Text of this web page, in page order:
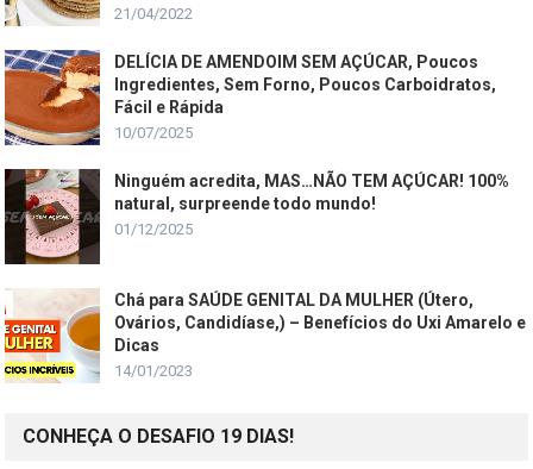
21/04/2022
DELÍCIA DE AMENDOIM SEM AÇÚCAR, Poucos
Ingredientes, Sem Forno, Poucos Carboidratos,
Fácil e Rápida
10/07/2025
Ninguém acredita, MAS…NÃO TEM AÇÚCAR! 100%
natural, surpreende todo mundo!
01/12/2025
Chá para SAÚDE GENITAL DA MULHER (Útero,
Ovários, Candidíase,) – Benefícios do Uxi Amarelo e
Dicas
14/01/2023
CONHEÇA O DESAFIO 19 DIAS!